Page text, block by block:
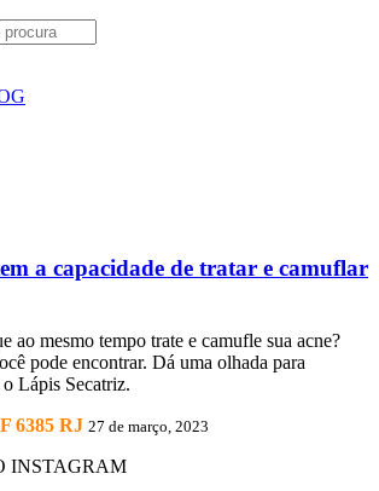
a capacidade de tratar e camuflar
ao mesmo tempo trate e camufle sua acne?
pode encontrar. Dá uma olhada para
Lápis Secatriz.
6385 RJ 27 de março, 2023
INSTAGRAM